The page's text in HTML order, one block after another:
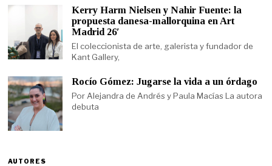
Kerry Harm Nielsen y Nahir Fuente: la
propuesta danesa-mallorquina en Art
Madrid 26′
El coleccionista de arte, galerista y fundador de
Kant Gallery,
Rocío Gómez: Jugarse la vida a un órdago
Por Alejandra de Andrés y Paula Macías La autora
debuta
AUTORES